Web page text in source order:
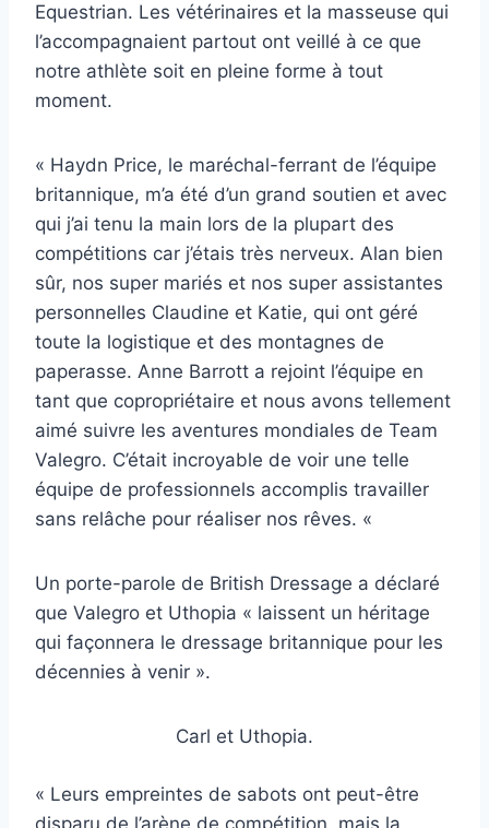
Equestrian. Les vétérinaires et la masseuse qui
l’accompagnaient partout ont veillé à ce que
notre athlète soit en pleine forme à tout
moment.
« Haydn Price, le maréchal-ferrant de l’équipe
britannique, m’a été d’un grand soutien et avec
qui j’ai tenu la main lors de la plupart des
compétitions car j’étais très nerveux. Alan bien
sûr, nos super mariés et nos super assistantes
personnelles Claudine et Katie, qui ont géré
toute la logistique et des montagnes de
paperasse. Anne Barrott a rejoint l’équipe en
tant que copropriétaire et nous avons tellement
aimé suivre les aventures mondiales de Team
Valegro. C’était incroyable de voir une telle
équipe de professionnels accomplis travailler
sans relâche pour réaliser nos rêves. «
Un porte-parole de British Dressage a déclaré
que Valegro et Uthopia « laissent un héritage
qui façonnera le dressage britannique pour les
décennies à venir ».
Carl et Uthopia.
« Leurs empreintes de sabots ont peut-être
disparu de l’arène de compétition, mais la